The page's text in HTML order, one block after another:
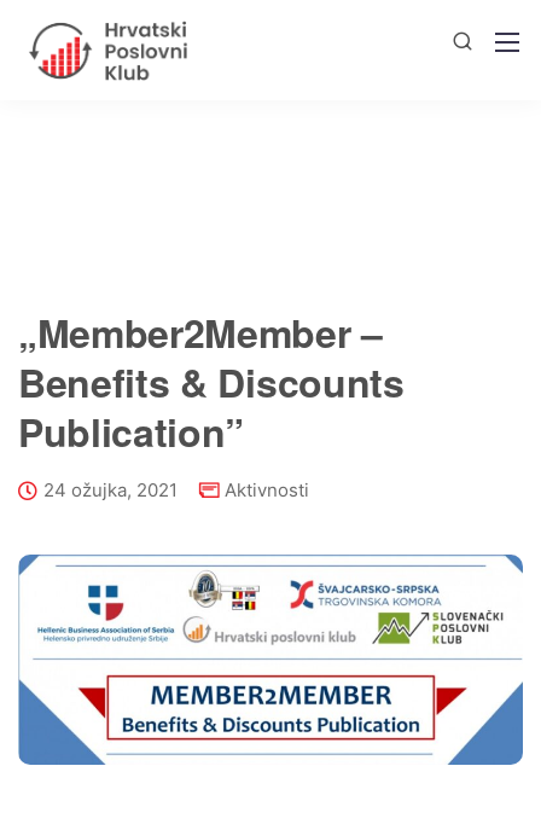
„Member2Member –
Benefits & Discounts
Publication”
24 ožujka, 2021 Aktivnosti